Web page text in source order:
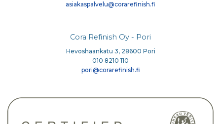
asiakaspalvelu@corarefinish.fi
Cora Refinish Oy - Pori
Hevoshaankatu 3, 28600 Pori
010 8210 110
pori@corarefinish.fi